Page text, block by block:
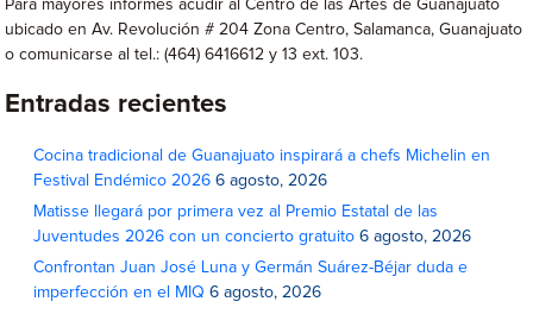
Para mayores informes acudir al Centro de las Artes de Guanajuato
ubicado en Av. Revolución # 204 Zona Centro, Salamanca, Guanajuato
o comunicarse al tel.: (464) 6416612 y 13 ext. 103.
Entradas recientes
Cocina tradicional de Guanajuato inspirará a chefs Michelin en
Festival Endémico 2026 6 agosto, 2026
Matisse llegará por primera vez al Premio Estatal de las
Juventudes 2026 con un concierto gratuito 6 agosto, 2026
Confrontan Juan José Luna y Germán Suárez-Béjar duda e
imperfección en el MIQ 6 agosto, 2026